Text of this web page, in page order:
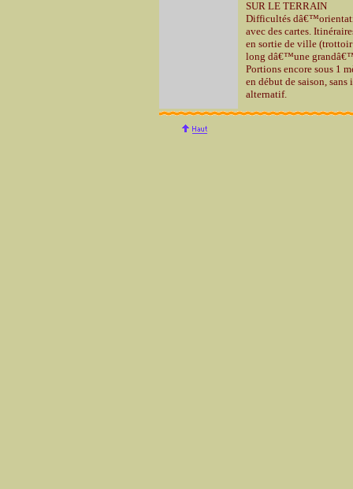
SUR LE TERRAIN
Difficultés
avec des cartes.
en sortie de ville (trottoir
long dâ€™une
Portions encore sous 1
en début de saison, sans
alternatif.